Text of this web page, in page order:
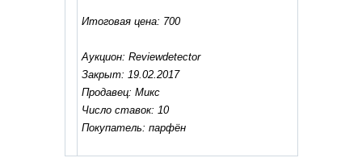
Итоговая цена: 700
Аукцион: Reviewdetector
Закрыт: 19.02.2017
Продавец: Микс
Число ставок: 10
Покупатель: парфён